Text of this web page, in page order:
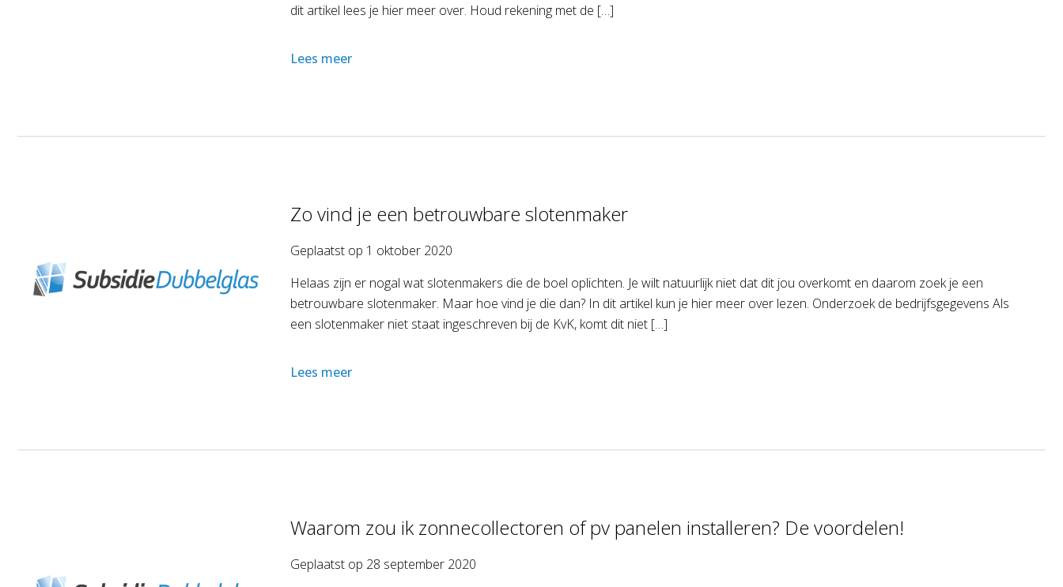
dit artikel lees je hier meer over. Houd rekening met de […]
Lees meer
Zo vind je een betrouwbare slotenmaker
Geplaatst op 1 oktober 2020
Helaas zijn er nogal wat slotenmakers die de boel oplichten. Je wilt natuurlijk niet dat dit jou overkomt en daarom zoek je een
betrouwbare slotenmaker. Maar hoe vind je die dan? In dit artikel kun je hier meer over lezen. Onderzoek de bedrijfsgegevens Als
een slotenmaker niet staat ingeschreven bij de KvK, komt dit niet […]
Lees meer
Waarom zou ik zonnecollectoren of pv panelen installeren? De voordelen!
Geplaatst op 28 september 2020